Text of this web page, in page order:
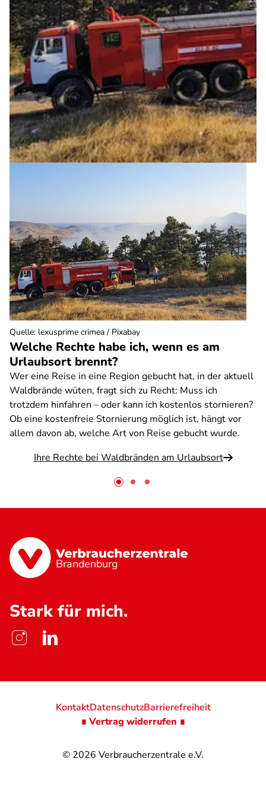
Welche Rechte habe ich, wenn es am
Urlaubsort brennt?
Wer eine Reise in eine Region gebucht hat, in der aktuell
Waldbrände wüten, fragt sich zu Recht: Muss ich
trotzdem hinfahren – oder kann ich kostenlos stornieren?
Ob eine kostenfreie Stornierung möglich ist, hängt vor
allem davon ab, welche Art von Reise gebucht wurde.
Ihre Rechte bei Waldbränden am Urlaubsort
Quelle: lexusprime crimea / Pixabay
Brandenburg
Stark für mich.
© 2026 Verbraucherzentrale e.V.
KontaktDatenschutzBarrierefreiheit
∎ Vertrag widerrufen ∎